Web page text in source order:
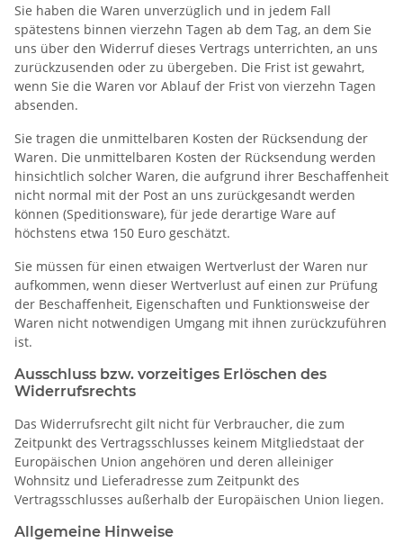
Sie haben die Waren unverzüglich und in jedem Fall
spätestens binnen vierzehn Tagen ab dem Tag, an dem Sie
uns über den Widerruf dieses Vertrags unterrichten, an uns
zurückzusenden oder zu übergeben. Die Frist ist gewahrt,
wenn Sie die Waren vor Ablauf der Frist von vierzehn Tagen
absenden.
Sie tragen die unmittelbaren Kosten der Rücksendung der
Waren. Die unmittelbaren Kosten der Rücksendung werden
hinsichtlich solcher Waren, die aufgrund ihrer Beschaffenheit
nicht normal mit der Post an uns zurückgesandt werden
können (Speditionsware), für jede derartige Ware auf
höchstens etwa 150 Euro geschätzt.
Sie müssen für einen etwaigen Wertverlust der Waren nur
aufkommen, wenn dieser Wertverlust auf einen zur Prüfung
der Beschaffenheit, Eigenschaften und Funktionsweise der
Waren nicht notwendigen Umgang mit ihnen zurückzuführen
ist.
Ausschluss bzw. vorzeitiges Erlöschen des
Widerrufsrechts
Das Widerrufsrecht gilt nicht für Verbraucher, die zum
Zeitpunkt des Vertragsschlusses keinem Mitgliedstaat der
Europäischen Union angehören und deren alleiniger
Wohnsitz und Lieferadresse zum Zeitpunkt des
Vertragsschlusses außerhalb der Europäischen Union liegen.
Allgemeine Hinweise